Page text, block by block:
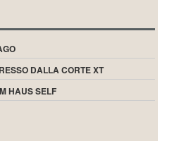
DALLA CORTE XT
HAUS SELF